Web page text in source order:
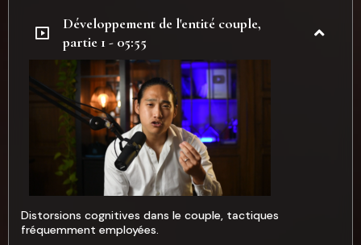
Développement de l'entité couple,
partie 1 - 05:55
Distorsions cognitives dans le couple, tactiques
fréquemment employées.